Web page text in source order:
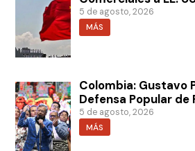
5 de agosto, 2026
MÁS
Colombia: Gustavo
Defensa Popular de
5 de agosto, 2026
MÁS